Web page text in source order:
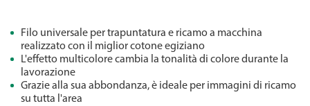
Filo universale per trapuntatura e ricamo a macchina
realizzato con il miglior cotone egiziano
L'effetto multicolore cambia la tonalità di colore durante la
lavorazione
Grazie alla sua abbondanza, è ideale per immagini di ricamo
su tutta l'area